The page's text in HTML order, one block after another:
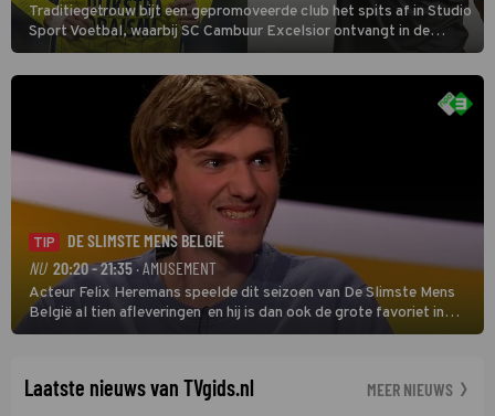
Traditiegetrouw bijt een gepromoveerde club het spits af in Studio
Sport Voetbal, waarbij SC Cambuur Excelsior ontvangt in de
eerste wedstrijd van het nieuwe Eredivisieseizoen. De nieuwe
oefenmeester is Johan Plat en hij wil aanvallend voetballen.
TIP
DE SLIMSTE MENS BELGIË
NU 20:20 - 21:35· AMUSEMENT
Acteur Felix Heremans speelde dit seizoen van De Slimste Mens
België al tien afleveringen en hij is dan ook de grote favoriet in
deze seizoensfinale. En er is Nederlandse inbreng, want komiek
Laatste nieuws van TVgids.nl MEER NIEUWS